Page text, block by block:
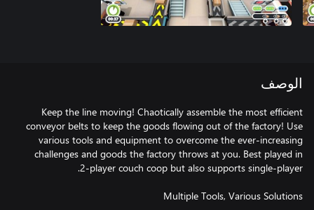
الوصف
Keep the line moving! Chaotically assemble the most efficient
conveyor belts to keep the goods flowing out of the factory! Use
various tools and equipment to overcome the ever-increasing
challenges and goods the factory throws at you. Best played in